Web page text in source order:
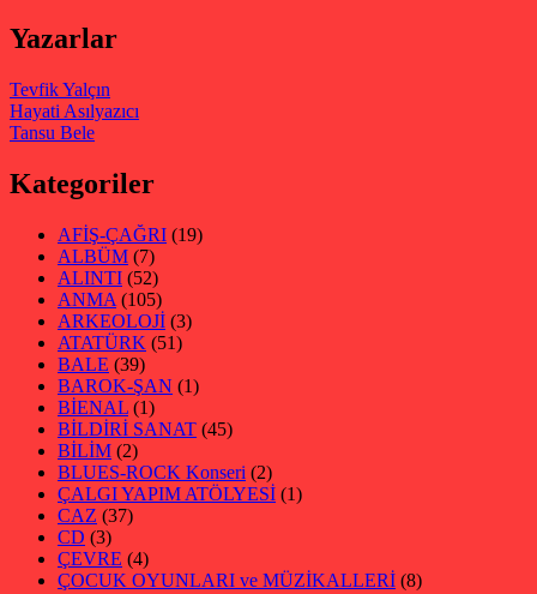
Yazarlar
Tevfik Yalçın
Hayati Asılyazıcı
Tansu Bele
Kategoriler
AFİŞ-ÇAĞRI (19)
ALBÜM (7)
ALINTI (52)
ANMA (105)
ARKEOLOJİ (3)
ATATÜRK (51)
BALE (39)
BAROK-ŞAN (1)
BİENAL (1)
BİLDİRİ SANAT (45)
BİLİM (2)
BLUES-ROCK Konseri (2)
ÇALGI YAPIM ATÖLYESİ (1)
CAZ (37)
CD (3)
ÇEVRE (4)
ÇOCUK OYUNLARI ve MÜZİKALLERİ (8)